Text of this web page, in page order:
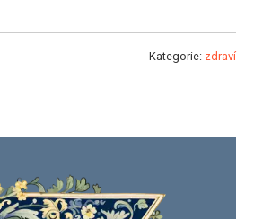
Kategorie: zdraví